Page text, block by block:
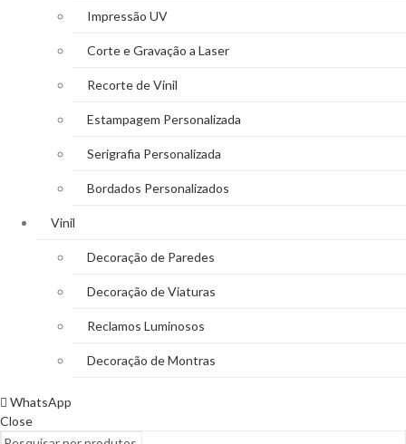
Impressão UV
Corte e Gravação a Laser
Recorte de Vinil
Estampagem Personalizada
Serigrafia Personalizada
Bordados Personalizados
Vinil
Decoração de Paredes
Decoração de Viaturas
Reclamos Luminosos
Decoração de Montras
WhatsApp
Close